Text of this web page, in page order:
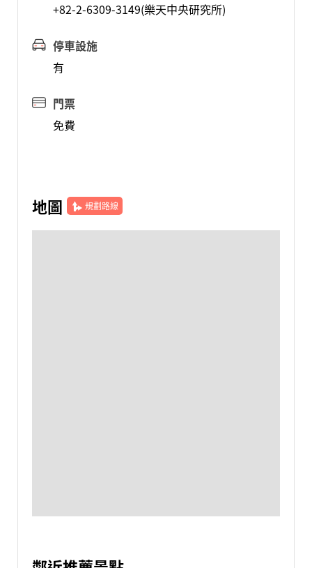
+82-2-6309-3149(樂天中央研究所)
停車設施
有
門票
免費
地圖 規劃路線